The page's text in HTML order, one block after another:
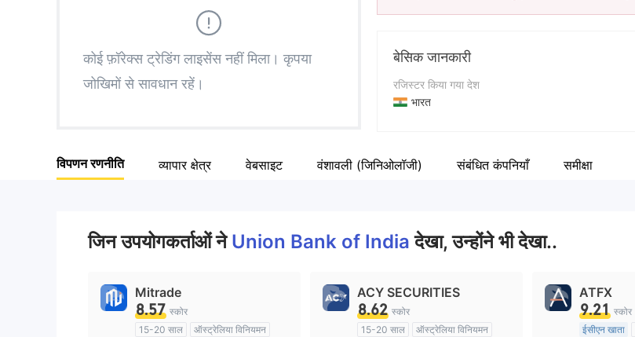
6
7
8
9
4
5
8
9
कोई फ़ॉरेक्स ट्रेडिंग लाइसेंस नहीं मिला। कृपया
जोखिमों से सावधान रहें।
बेसिक जानकारी
रजिस्टर किया गया देश
भारत
कंपनी का नाम
विपणन रणनीति व्यापार क्षेत्र वेबसाइट वंशावली (जिनिओलॉजी) संबंधित कंपनियाँ समीक्षा
जिन उपयोगकर्ताओं ने Union Bank of Indiaदेखा, उन्होंने भी देखा..
Mitrade
8.57 स्कोर
15-20 साल
ऑस्ट्रेलिया विनियमन
ACY SECURITIES
8.62 स्कोर
15-20 साल
ऑस्ट्रेलिया विनियमन
ATFX
9.21 स्कोर
ईसीएन खाता